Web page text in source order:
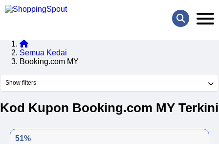
Semua Kedai
Booking.com MY
Show filters
Kod Kupon Booking.com MY Terkini
51%